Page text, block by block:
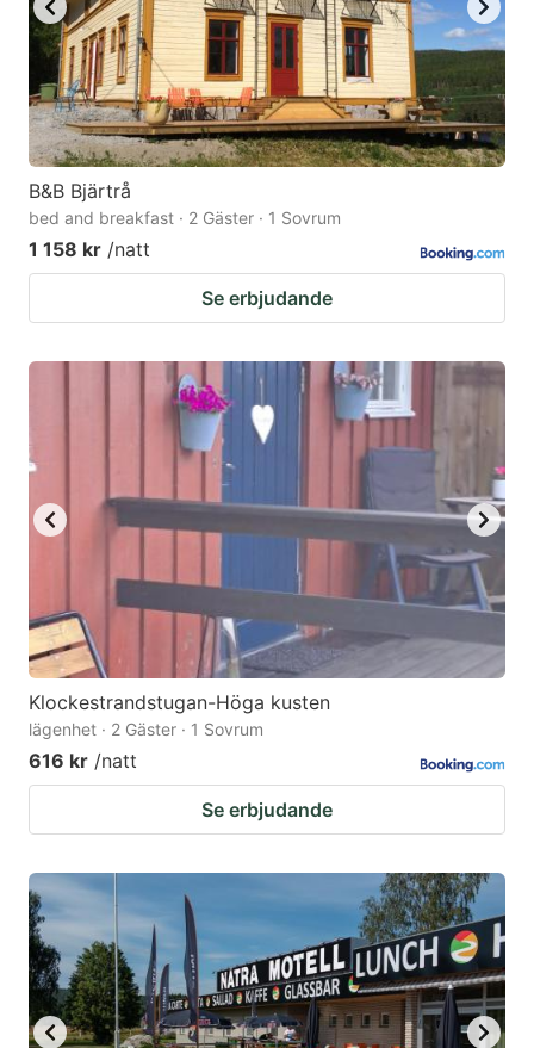
B&B Bjärtrå
bed and breakfast · 2 Gäster · 1 Sovrum
1 158 kr /natt
Se erbjudande
Klockestrandstugan-Höga kusten
lägenhet · 2 Gäster · 1 Sovrum
616 kr /natt
Se erbjudande